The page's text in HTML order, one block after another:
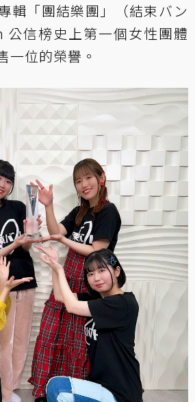
輯「團結樂團」（結束バン
公信榜史上第一個女性團體
一位的榮譽。